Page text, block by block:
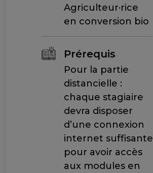
Agriculteur·rice
en conversion bio
Prérequis
Pour la partie
distancielle :
chaque stagiaire
devra disposer
d’une connexion
internet suffisante
pour avoir accès
aux modules en